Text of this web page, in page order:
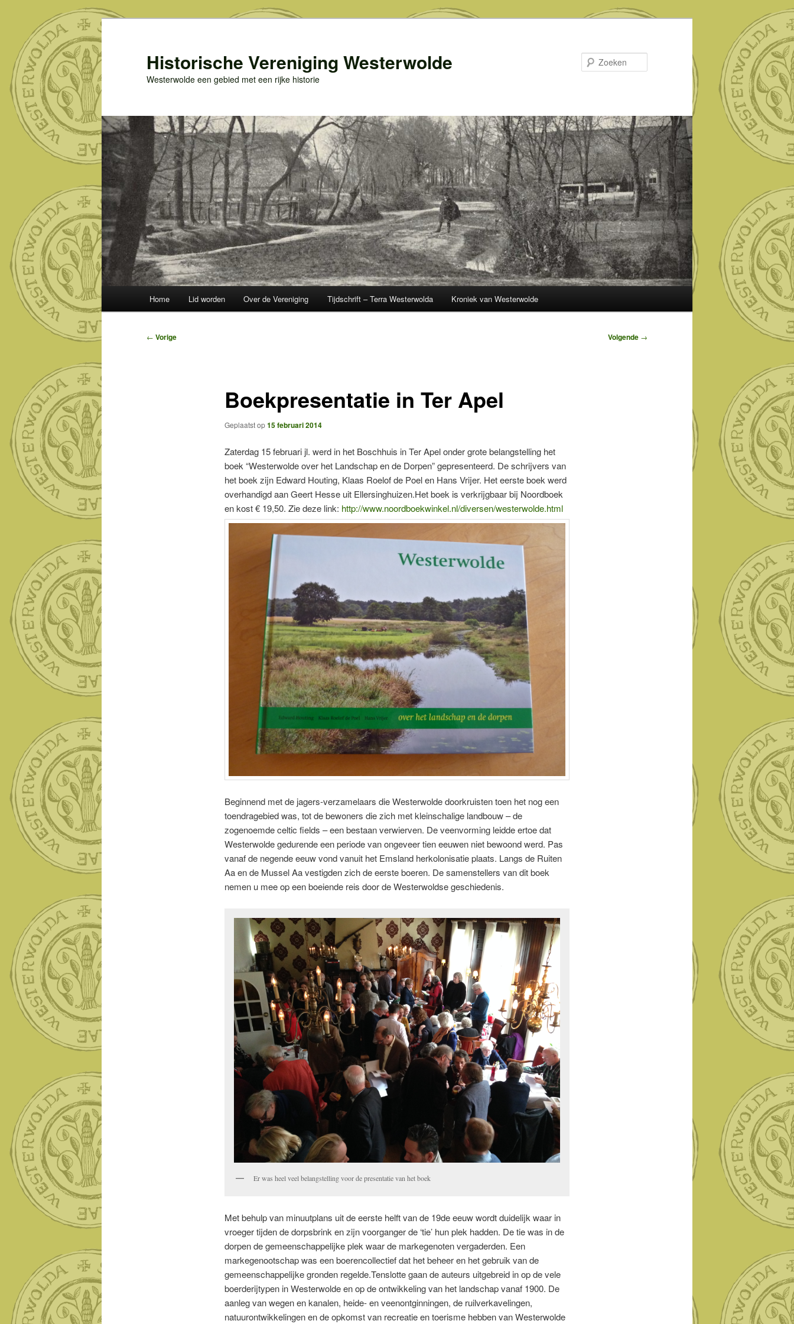
primaire
inhoud
Historische Vereniging Westerwolde
Westerwolde een gebied met een rijke historie
Home Lid worden Over de Vereniging Tijdschrift – Terra Westerwolda Kroniek van Westerwolde
Bericht
← Vorige Volgende →
Boekpresentatie in Ter Apel
Geplaatst op15 februari 2014
Zaterdag 15 februari jl. werd in het Boschhuis in Ter Apel onder grote belangstelling het
boek “Westerwolde over het Landschap en de Dorpen” gepresenteerd. De schrijvers van
het boek zijn Edward Houting, Klaas Roelof de Poel en Hans Vrijer. Het eerste boek werd
overhandigd aan Geert Hesse uit Ellersinghuizen.Het boek is verkrijgbaar bij Noordboek
en kost € 19,50. Zie deze link: http://www.noordboekwinkel.nl/diversen/westerwolde.html
Beginnend met de jagers-verzamelaars die Westerwolde doorkruisten toen het nog een
toendragebied was, tot de bewoners die zich met kleinschalige landbouw – de
zogenoemde celtic fields – een bestaan verwierven. De veenvorming leidde ertoe dat
Westerwolde gedurende een periode van ongeveer tien eeuwen niet bewoond werd. Pas
vanaf de negende eeuw vond vanuit het Emsland herkolonisatie plaats. Langs de Ruiten
Aa en de Mussel Aa vestigden zich de eerste boeren. De samenstellers van dit boek
nemen u mee op een boeiende reis door de Westerwoldse geschiedenis.
Er was heel veel belangstelling voor de presentatie van het boek
Met behulp van minuutplans uit de eerste helft van de 19de eeuw wordt duidelijk waar in
vroeger tijden de dorpsbrink en zijn voorganger de ‘tie’ hun plek hadden. De tie was in de
dorpen de gemeenschappelijke plek waar de markegenoten vergaderden. Een
markegenootschap was een boerencollectief dat het beheer en het gebruik van de
gemeenschappelijke gronden regelde.Tenslotte gaan de auteurs uitgebreid in op de vele
boerderijtypen in Westerwolde en op de ontwikkeling van het landschap vanaf 1900. De
aanleg van wegen en kanalen, heide- en veenontginningen, de ruilverkavelingen,
natuurontwikkelingen en de opkomst van recreatie en toerisme hebben van Westerwolde